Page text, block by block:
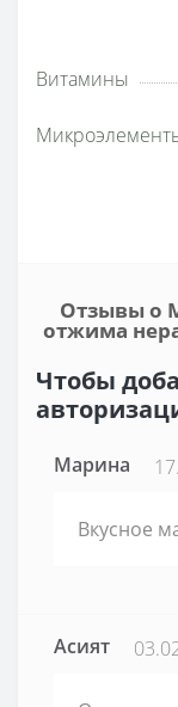
Витамины
Отзывы о
отжима
Чтобы
Марина
Вкусное
Асият